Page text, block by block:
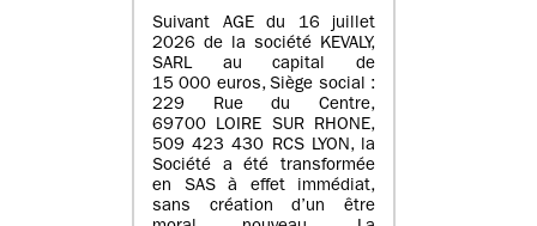
Suivant AGE du 16 juillet
2026 de la société KEVALY,
SARL au capital de
15 000 euros, Siège social :
229 Rue du Centre,
69700 LOIRE SUR RHONE,
509 423 430 RCS LYON, la
Société a été transformée
en SAS à effet immédiat,
sans création d’un être